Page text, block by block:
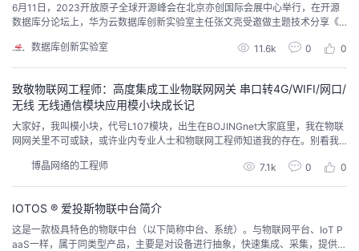
子
直
的
动
我
关
注
开
我
的
我
6月11日，2023开放原子全球开源峰会在北京亦创国际会展中心举行，在开源
数据库分论坛上，华为云数据库创新实验室主任张文亮受邀做主题技术分享《o
数据库创新实验室
11.6k 0 0
致敬物联网工程师：高度集成工业物联网网关 串口转4G/WIFI/网口/
无线 无线通信模块应用模小块成长记
大家好，我叫模小块，代号L107模块，出生在BOJINGnet大家庭里，我在物联
网网关里不可或缺，或许业内专业人士和物联网工程师知道我的存在。别看我
可是相当“迂回曲折”。
博晶网络的工程师 7.1k 0 0
IOTOS ® 爱投斯物联中台简介
这是一款极具特色的物联中台（以下简称中台、系统）。与物联网平台、IoT P
aaS一样，属于同类型产品，主要是对设备进行抽象，快速集成、采集，提供统